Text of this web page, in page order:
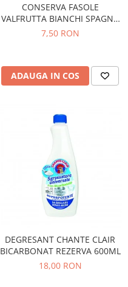
CONSERVA FASOLE
VALFRUTTA BIANCHI SPAGNA
400G
7,50 RON
ADAUGA IN COS
DEGRESANT CHANTE CLAIR
BICARBONAT REZERVA 600ML
18,00 RON